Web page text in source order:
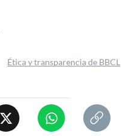
Ética y transparencia de BBCL